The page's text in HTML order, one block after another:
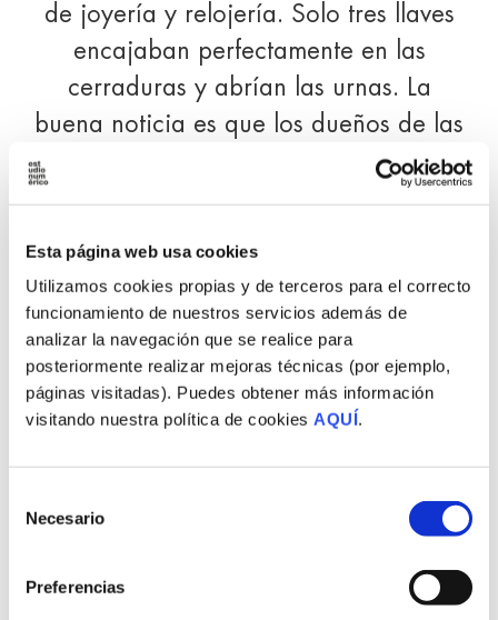
Esta página web usa cookies
Utilizamos cookies propias y de terceros para el correcto
funcionamiento de nuestros servicios además de
analizar la navegación que se realice para
posteriormente realizar mejoras técnicas (por ejemplo,
páginas visitadas). Puedes obtener más información
visitando nuestra política de cookies AQUÍ.
Necesario
Preferencias
de joyería y relojería. Solo tres llaves
encajaban perfectamente en las
cerraduras y abrían las urnas. La
buena noticia es que los dueños de las
tres llaves afortunadas acudieron al
La acogida fue fantástica y fueron
muchos los clientes que acompañaron
a la familia Torres en esta señalada
celebración (con su llave en el bolsillo,